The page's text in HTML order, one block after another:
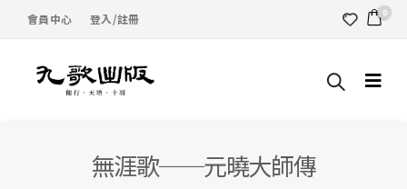
會員中心 登入/註冊 0
無涯歌──元曉大師傳